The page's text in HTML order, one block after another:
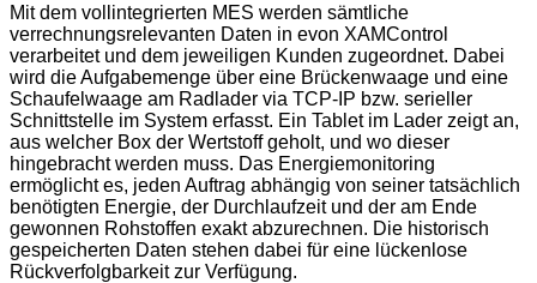
Mit dem vollintegrierten MES werden sämtliche
verrechnungsrelevanten Daten in evon XAMControl
verarbeitet und dem jeweiligen Kunden zugeordnet. Dabei
wird die Aufgabemenge über eine Brückenwaage und eine
Schaufelwaage am Radlader via TCP-IP bzw. serieller
Schnittstelle im System erfasst. Ein Tablet im Lader zeigt an,
aus welcher Box der Wertstoff geholt, und wo dieser
hingebracht werden muss. Das Energiemonitoring
ermöglicht es, jeden Auftrag abhängig von seiner tatsächlich
benötigten Energie, der Durchlaufzeit und der am Ende
gewonnen Rohstoffen exakt abzurechnen. Die historisch
gespeicherten Daten stehen dabei für eine lückenlose
Rückverfolgbarkeit zur Verfügung.